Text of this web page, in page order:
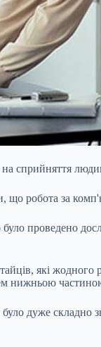
сприйняття
що робота за
було проведено
які жодного
нижньою
дуже складно